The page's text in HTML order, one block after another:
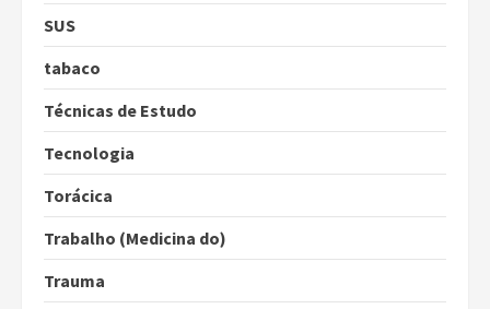
SUS
tabaco
Técnicas de Estudo
Tecnologia
Torácica
Trabalho (Medicina do)
Trauma